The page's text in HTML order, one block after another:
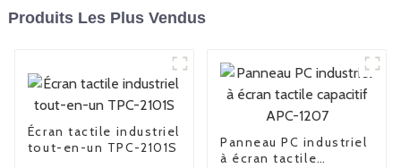
Produits Les Plus Vendus
Écran tactile industriel
tout-en-un TPC-2101S
Panneau PC industriel
à écran tactile